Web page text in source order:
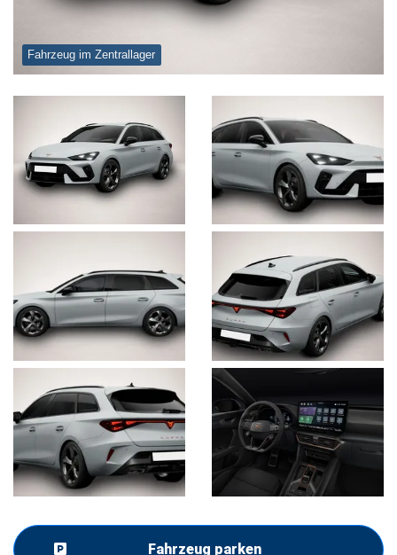
Fahrzeug im Zentrallager
Fahrzeug parken